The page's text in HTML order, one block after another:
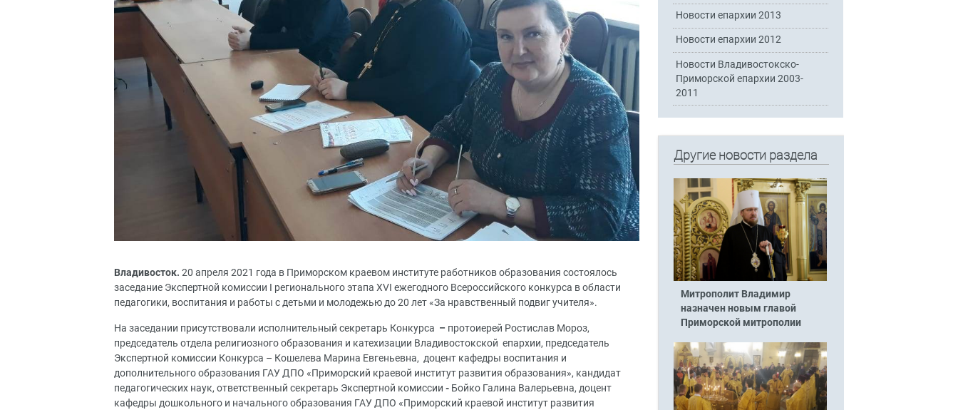
Владивосток. 20 апреля 2021 года в Приморском краевом институте работников образования состоялось
заседание Экспертной комиссии I регионального этапа XVI ежегодного Всероссийского конкурса в области
педагогики, воспитания и работы с детьми и молодежью до 20 лет «За нравственный подвиг учителя».
На заседании присутствовали исполнительный секретарь Конкурса – протоиерей Ростислав Мороз,
председатель отдела религиозного образования и катехизации Владивостокской епархии, председатель
Экспертной комиссии Конкурса – Кошелева Марина Евгеньевна, доцент кафедры воспитания и
дополнительного образования ГАУ ДПО «Приморский краевой институт развития образования», кандидат
педагогических наук, ответственный секретарь Экспертной комиссии - Бойко Галина Валерьевна, доцент
кафедры дошкольного и начального образования ГАУ ДПО «Приморский краевой институт развития
Новости епархии 2013
Новости епархии 2012
Новости Владивостокско-
Приморской епархии 2003-
2011
Другие новости раздела
Митрополит Владимир
назначен новым главой
Приморской митрополии